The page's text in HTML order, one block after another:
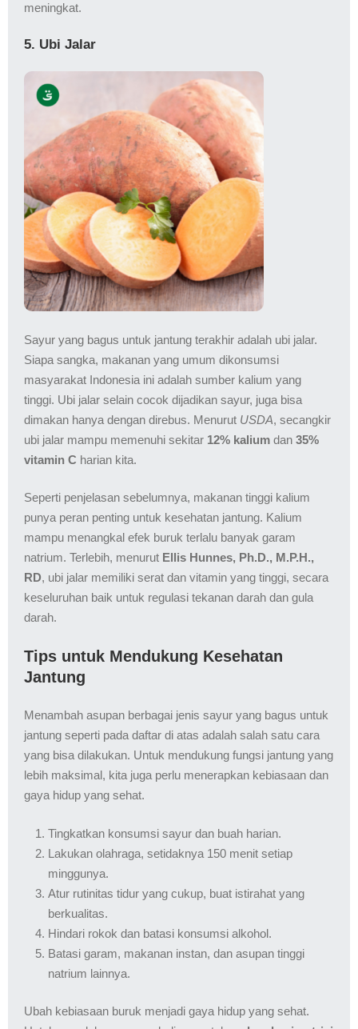
meningkat.
5. Ubi Jalar
Sayur yang bagus untuk jantung terakhir adalah ubi jalar.
Siapa sangka, makanan yang umum dikonsumsi
masyarakat Indonesia ini adalah sumber kalium yang
tinggi. Ubi jalar selain cocok dijadikan sayur, juga bisa
dimakan hanya dengan direbus. Menurut USDA, secangkir
ubi jalar mampu memenuhi sekitar 12% kalium dan 35%
vitamin C harian kita.
Seperti penjelasan sebelumnya, makanan tinggi kalium
punya peran penting untuk kesehatan jantung. Kalium
mampu menangkal efek buruk terlalu banyak garam
natrium. Terlebih, menurut Ellis Hunnes, Ph.D., M.P.H.,
RD, ubi jalar memiliki serat dan vitamin yang tinggi, secara
keseluruhan baik untuk regulasi tekanan darah dan gula
darah.
Tips untuk Mendukung Kesehatan
Jantung
Menambah asupan berbagai jenis sayur yang bagus untuk
jantung seperti pada daftar di atas adalah salah satu cara
yang bisa dilakukan. Untuk mendukung fungsi jantung yang
lebih maksimal, kita juga perlu menerapkan kebiasaan dan
gaya hidup yang sehat.
Tingkatkan konsumsi sayur dan buah harian.
Lakukan olahraga, setidaknya 150 menit setiap
minggunya.
Atur rutinitas tidur yang cukup, buat istirahat yang
berkualitas.
Hindari rokok dan batasi konsumsi alkohol.
Batasi garam, makanan instan, dan asupan tinggi
natrium lainnya.
Ubah kebiasaan buruk menjadi gaya hidup yang sehat.